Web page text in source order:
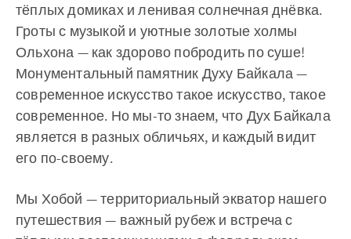
тёплых домиках и ленивая солнечная днёвка.
Гроты с музыкой и уютные золотые холмы
Ольхона — как здорово побродить по суше!
Монументальный памятник Духу Байкала —
современное искусство такое искусство, такое
современное. Но мы-то знаем, что Дух Байкала
является в разных обличьях, и каждый видит
его по-своему.
Мы Хобой — территориальный экватор нашего
путешествия — важный рубеж и встреча с